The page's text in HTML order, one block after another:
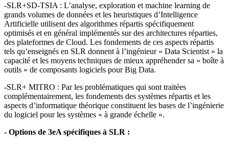
-SLR+SD-TSIA : L’analyse, exploration et machine learning de
grands volumes de données et les heuristiques d’Intelligence
Artificielle utilisent des algorithmes répartis spécifiquement
optimisés et en général implémentés sur des architectures réparties,
des plateformes de Cloud. Les fondements de ces aspects répartis
tels qu’enseignés en SLR donnent à l’ingénieur « Data Scientist » la
capacité et les moyens techniques de mieux appréhender sa « boîte à
outils » de composants logiciels pour Big Data.
-SLR+ MITRO : Par les problématiques qui sont traitées
complémentairement, les fondements des systèmes répartis et les
aspects d’informatique théorique constituent les bases de l’ingénierie
du logiciel pour les systèmes « à grande échelle ».
- Options de 3eA spécifiques à SLR :